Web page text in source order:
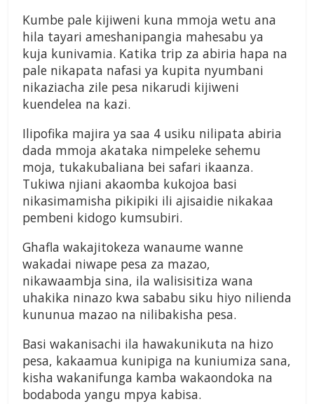
Kumbe pale kijiweni kuna mmoja wetu ana
hila tayari ameshanipangia mahesabu ya
kuja kunivamia. Katika trip za abiria hapa na
pale nikapata nafasi ya kupita nyumbani
nikaziacha zile pesa nikarudi kijiweni
kuendelea na kazi.
Ilipofika majira ya saa 4 usiku nilipata abiria
dada mmoja akataka nimpeleke sehemu
moja, tukakubaliana bei safari ikaanza.
Tukiwa njiani akaomba kukojoa basi
nikasimamisha pikipiki ili ajisaidie nikakaa
pembeni kidogo kumsubiri.
Ghafla wakajitokeza wanaume wanne
wakadai niwape pesa za mazao,
nikawaambja sina, ila walisisitiza wana
uhakika ninazo kwa sababu siku hiyo nilienda
kununua mazao na nilibakisha pesa.
Basi wakanisachi ila hawakunikuta na hizo
pesa, kakaamua kunipiga na kuniumiza sana,
kisha wakanifunga kamba wakaondoka na
bodaboda yangu mpya kabisa.